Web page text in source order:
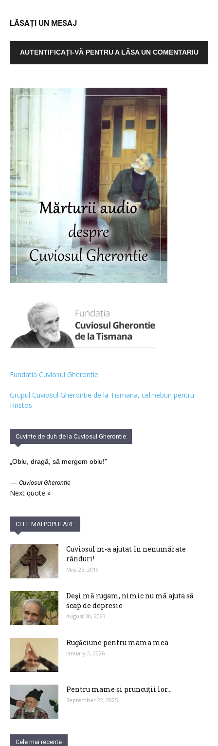
LĂSAȚI UN MESAJ
AUTENTIFICAȚI-VĂ PENTRU A LĂSA UN COMENTARIU
Fundatia Cuviosul Gherontie
Grupul Cuviosul Gherontie de la Tismana, cel nebun pentru
Hristos
Cuvinte de duh de la Cuviosul Gherontie
„Oblu, dragă, să mergem oblu!”
— Cuviosul Gherontie
Next quote »
CELE MAI POPULARE
Cuviosul m-a ajutat în nenumărate
rânduri!
May 25, 2019
Deşi mă rugam, nimic nu mă ajuta să
scap de depresie
August 30, 2023
Rugăciune pentru mama mea
January 2, 2026
Pentru mame și pruncuții lor…
September 22, 2025
Cele mai recente